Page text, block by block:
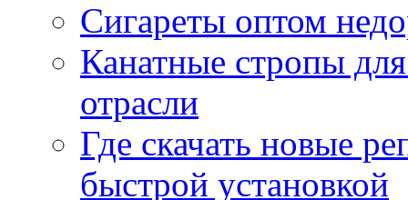
Сигареты оптом
Канатные стропы
отрасли
Где скачать новые
быстрой установкой